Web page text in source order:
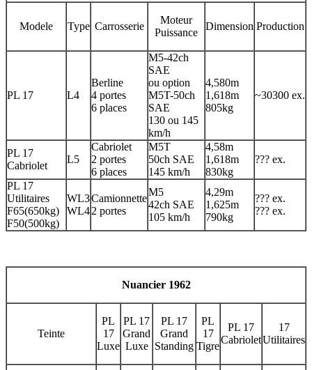
Modele Type Carrosserie
Moteur
Puissance
Dimension Production
PL 17 L4
Berline
4 portes
6 places
M5-42ch
SAE
ou option
M5T-50ch
SAE
130 ou 145
km/h
4,580m
1,618m
805kg
~30300 ex.
PL 17
Cabriolet
L5
Cabriolet
2 portes
6 places
M5T
50ch SAE
145 km/h
4,58m
1,618m
830kg
??? ex.
PL 17
Utilitaires
F65(650kg)
F50(500kg)
WL3
WL4
Camionnette
2 portes
M5
42ch SAE
105 km/h
4,29m
1,625m
790kg
??? ex.
??? ex.
Nuancier 1962
Teinte
PL
17
Luxe
PL 17
Grand
Luxe
PL 17
Grand
Standing
PL
17
Tigre
PL 17
Cabriolet
17
Utilitaires